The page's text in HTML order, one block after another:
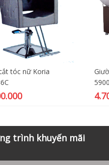
tóc nữ Koria
5900
trình khuyến mãi